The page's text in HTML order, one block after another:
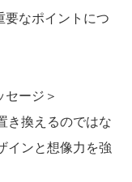
要なポイントにつ
セージ＞
き換えるのではな
インと想像力を強